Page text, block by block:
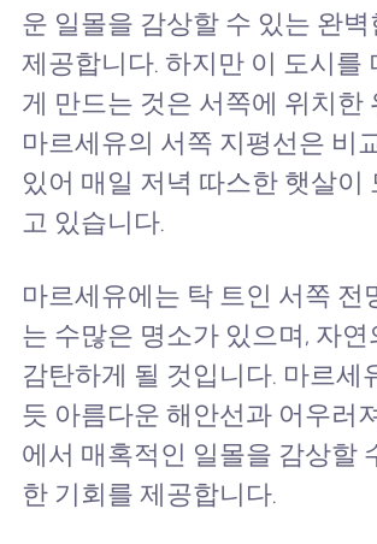
운 일몰을 감상할 수 있는 완
제공합니다. 하지만 이 도시를
게 만드는 것은 서쪽에 위치한
마르세유의 서쪽 지평선은 비
있어 매일 저녁 따스한 햇살이
고 있습니다.
마르세유에는 탁 트인 서쪽 전
는 수많은 명소가 있으며, 자연
감탄하게 될 것입니다. 마르세
듯 아름다운 해안선과 어우러
에서 매혹적인 일몰을 감상할
한 기회를 제공합니다.